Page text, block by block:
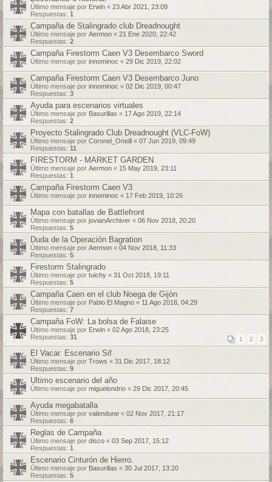
Último mensaje por Erwin « 23 Abr 2021, 23:09
Respuestas: 1
Campaña de Stalingrado club Dreadnought
Último mensaje por Aermon « 21 Ene 2020, 22:42
Respuestas: 2
Campaña Firestorm Caen V3 Desembarco Sword
Último mensaje por innominoc « 29 Dic 2019, 22:02
Campaña Firestorm Caen V3 Desembarco Juno
Último mensaje por innominoc « 02 Dic 2019, 00:47
Respuestas: 3
Ayuda para escenarios virtuales
Último mensaje por Basurillas « 17 Ago 2019, 22:14
Respuestas: 2
Proyecto Stalingrado Club Dreadnought (VLC-FoW)
Último mensaje por Coronel_Oneill « 07 Jun 2019, 09:49
Respuestas: 11
FIRESTORM - MARKET GARDEN
Último mensaje por Aermon « 15 May 2019, 23:11
Respuestas: 1
Campaña Firestorm Caen V3
Último mensaje por innominoc « 17 Feb 2019, 10:26
Mapa con batallas de Battlefront
Último mensaje por jovianArchiver « 06 Nov 2018, 20:20
Respuestas: 5
Duda de la Operación Bagration
Último mensaje por Aermon « 04 Nov 2018, 11:33
Respuestas: 5
Firestorm Stalingrado
Último mensaje por tuichy « 31 Oct 2018, 19:11
Respuestas: 5
Campaña Caen en el club Noega de Gijón
Último mensaje por Pablo El Magno « 11 Ago 2018, 04:29
Respuestas: 7
Campaña FoW: La bolsa de Falaise
Último mensaje por Erwin « 02 Ago 2018, 23:25
Respuestas: 31 1 2 3
El Vacar. Escenario Sif
Último mensaje por Trows « 31 Dic 2017, 18:12
Respuestas: 9
Ultimo escenario del año
Último mensaje por miguelondrio « 29 Dic 2017, 20:45
Ayuda megabatalla
Último mensaje por valendune « 02 Nov 2017, 21:17
Respuestas: 6
Reglas de Campaña
Último mensaje por disco « 03 Sep 2017, 15:12
Respuestas: 1
Escenario Cinturón de Hierro.
Último mensaje por Basurillas « 30 Jul 2017, 13:20
Respuestas: 5